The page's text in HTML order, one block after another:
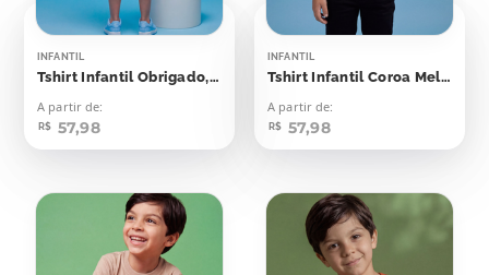
INFANTIL
Tshirt Infantil Obrigado, Papai,
A partir de:
R$ 57,98
INFANTIL
Tshirt Infantil Coroa Melhor Filho do Mundo
A partir de:
R$ 57,98